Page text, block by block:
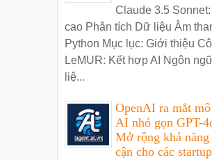
Claude 3.5
cao Phân tích Dữ liệu Âm
Python Mục lục: Giới thiệu
LeMUR: Kết hợp AI Ngôn
liệ...
OpenAI ra mắt
AI nhỏ gọn GPT-
Mở rộng khả năng
cận cho các startup